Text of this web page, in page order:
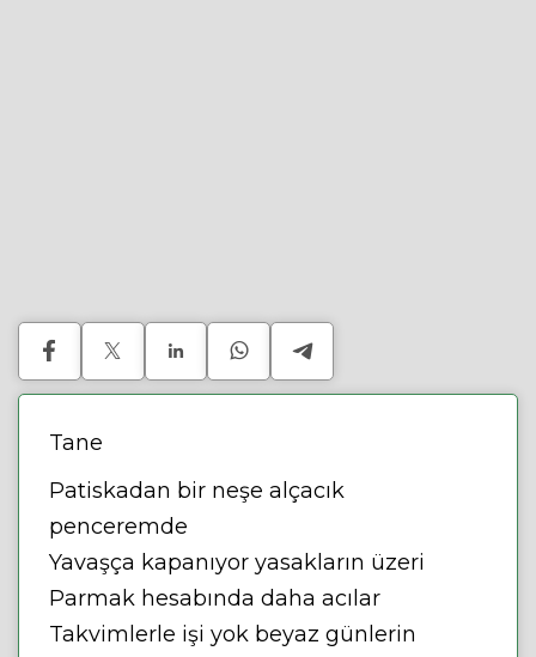
Tane
Patiskadan bir neşe alçacık
penceremde
Yavaşça kapanıyor yasakların üzeri
Parmak hesabında daha acılar
Takvimlerle işi yok beyaz günlerin